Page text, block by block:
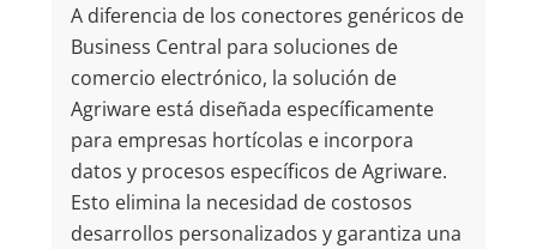
A diferencia de los conectores genéricos de
Business Central para soluciones de
comercio electrónico, la solución de
Agriware está diseñada específicamente
para empresas hortícolas e incorpora
datos y procesos específicos de Agriware.
Esto elimina la necesidad de costosos
desarrollos personalizados y garantiza una